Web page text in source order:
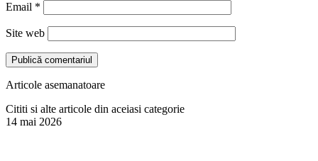
Email *
Site web
Articole asemanatoare
Cititi si alte articole din aceiasi categorie
14 mai 2026